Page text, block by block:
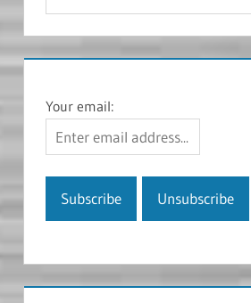
Your email: